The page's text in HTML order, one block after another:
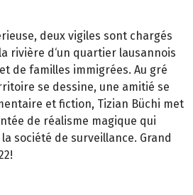
deux vigiles sont chargés
rivière d‘un quartier lausannois
de familles immigrées. Au gré
se dessine, une amitié se
et fiction, Tizian Büchi met
de réalisme magique qui
société de surveillance. Grand